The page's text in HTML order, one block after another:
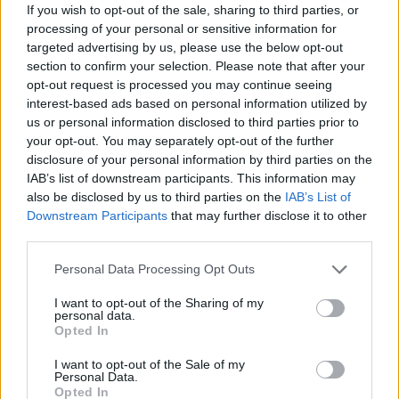
If you wish to opt-out of the sale, sharing to third parties, or
processing of your personal or sensitive information for
targeted advertising by us, please use the below opt-out
section to confirm your selection. Please note that after your
opt-out request is processed you may continue seeing
interest-based ads based on personal information utilized by
us or personal information disclosed to third parties prior to
your opt-out. You may separately opt-out of the further
disclosure of your personal information by third parties on the
IAB’s list of downstream participants. This information may
also be disclosed by us to third parties on the IAB’s List of
Downstream Participants that may further disclose it to other
Please note that this website/app uses one or more Google
not limited to your visit or usage behaviour. You may click to
grant or deny consent to Google and its third-party tags to
use your data for below specified purposes in below Google
consent section.
Personal Data Processing Opt Outs
I want to opt-out of the Sharing of my
personal data.
Opted In
I want to opt-out of the Sale of my
Personal Data.
Opted In
b
o
o
k
te
r
re
st
s
A
p
p
re
Articolo precedente
Prossimo articolo
NOTIZIE RECENTI
Incendi, a San Pasquale arriva il Campo Base:
l’inaugurazione
Calangianus, allarme sul centro accoglienza
minori, Albieri: “Episodi gravissimi”
Gallura, finti clienti svuotano le suite: furto da